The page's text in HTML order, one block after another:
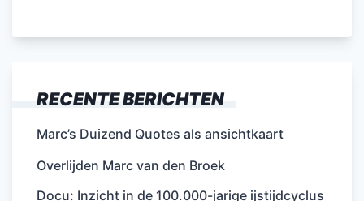
RECENTE BERICHTEN
Marc’s Duizend Quotes als ansichtkaart
Overlijden Marc van den Broek
Docu: Inzicht in de 100.000-jarige ijstijdcyclus